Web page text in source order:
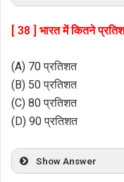
[ 38 ] भारत में कितने
(A) 70 प्रतिशत
(B) 50 प्रतिशत
(C) 80 प्रतिशत
(D) 90 प्रतिशत
Show Answer